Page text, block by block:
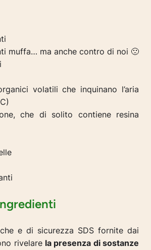
muffa… ma anche contro di noi 🙁
volatili che inquinano l’aria
che di solito contiene resina
e di sicurezza SDS fornite dai
rivelare la presenza di sostanze